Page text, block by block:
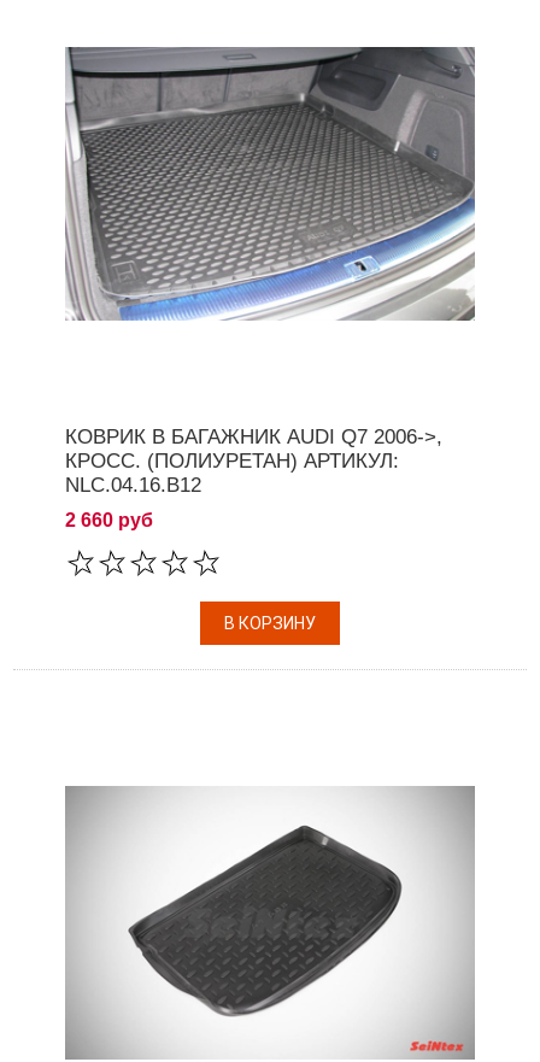
КОВРИК В БАГАЖНИК AUDI Q7 2006->,
КРОСС. (ПОЛИУРЕТАН) АРТИКУЛ:
NLC.04.16.B12
2 660 руб